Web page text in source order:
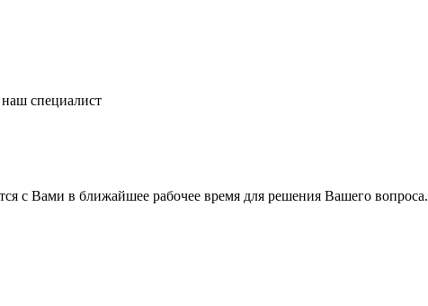
специалист
с Вами в ближайшее рабочее время для решения Вашего вопроса.